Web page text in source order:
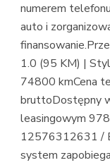
numerem
auto i
1.0 (95 KM) |
74800 kmCena
bruttoDostępny
leasingowym
12576312631 /
system